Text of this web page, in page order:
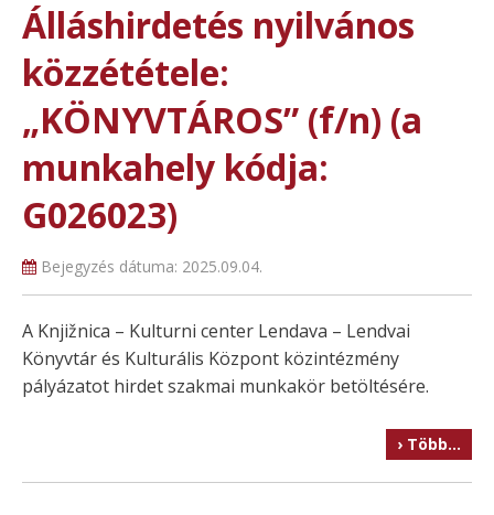
Álláshirdetés nyilvános
közzététele:
„KÖNYVTÁROS” (f/n) (a
munkahely kódja:
G026023)
Bejegyzés dátuma: 2025.09.04.
A Knjižnica – Kulturni center Lendava – Lendvai
Könyvtár és Kulturális Központ közintézmény
pályázatot hirdet szakmai munkakör betöltésére.
› Több…